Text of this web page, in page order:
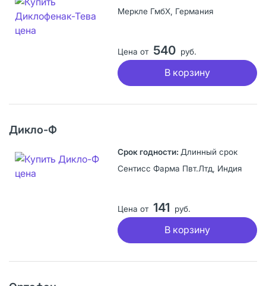
Меркле ГмбХ, Германия
Цена от 540 руб.
В корзину
Дикло-Ф
Длинный срок
Сентисс Фарма Пвт.Лтд, Индия
Цена от 141 руб.
В корзину